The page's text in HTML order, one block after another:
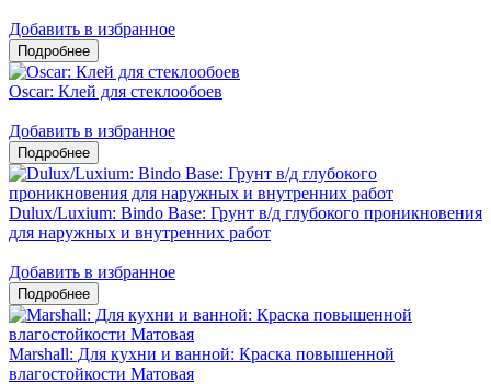
Добавить в избранное
Oscar: Клей для стеклообоев
Добавить в избранное
Dulux/Luxium: Bindo Base: Грунт в/д глубокого проникновения
для наружных и внутренних работ
Добавить в избранное
Marshall: Для кухни и ванной: Краска повышенной
влагостойкости Матовая